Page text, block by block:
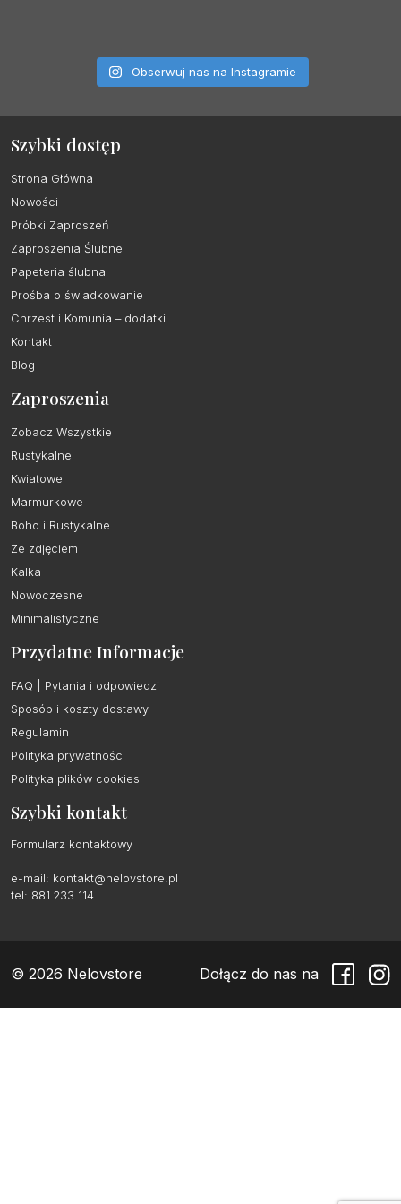
Obserwuj nas na Instagramie
Szybki dostęp
Strona Główna
Nowości
Próbki Zaproszeń
Zaproszenia Ślubne
Papeteria ślubna
Prośba o świadkowanie
Chrzest i Komunia – dodatki
Kontakt
Blog
Zaproszenia
Zobacz Wszystkie
Rustykalne
Kwiatowe
Marmurkowe
Boho i Rustykalne
Ze zdjęciem
Kalka
Nowoczesne
Minimalistyczne
Przydatne Informacje
FAQ | Pytania i odpowiedzi
Sposób i koszty dostawy
Regulamin
Polityka prywatności
Polityka plików cookies
Szybki kontakt
Formularz kontaktowy
e-mail: kontakt@nelovstore.pl
tel: 881 233 114
© 2026 Nelovstore Dołącz do nas na